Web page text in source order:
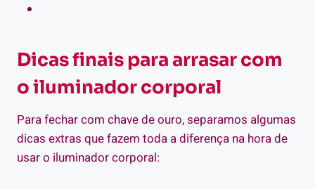
Dicas finais para arrasar com
o iluminador corporal
Para fechar com chave de ouro, separamos algumas
dicas extras que fazem toda a diferença na hora de
usar o iluminador corporal: